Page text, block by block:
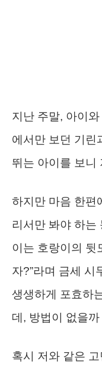
지난 주말, 아이
에서만 보던 기린
뛰는 아이를 보니
하지만 마음 한편
리서만 봐야 하는
이는 호랑이의 뒷
자?”라며 금세 시
생생하게 포효하
데, 방법이 없을
혹시 저와 같은